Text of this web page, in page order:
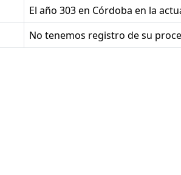
el año 303 en Córdoba en la
No tenemos registro de su